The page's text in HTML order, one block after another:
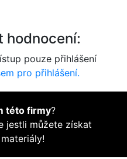
hodnocení:
pouze přihlášení
pro přihlášení.
této firmy?
jestli můžete získat